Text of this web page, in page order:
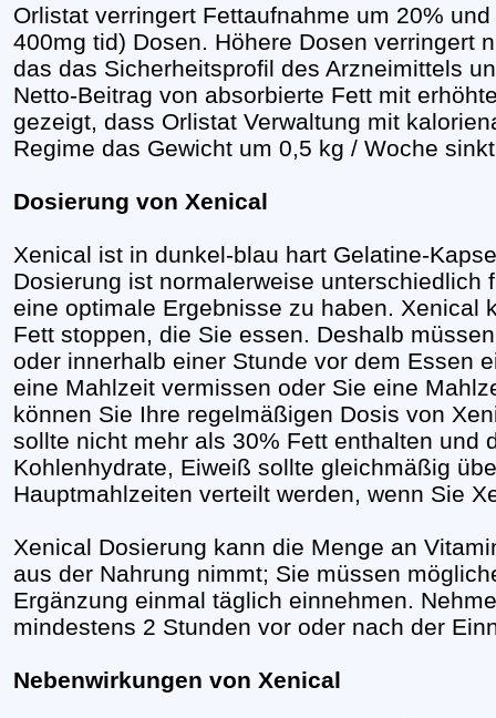
Orlistat verringert Fettaufnahme um 20%
400mg tid) Dosen. Höhere Dosen verringert
das das Sicherheitsprofil des Arzneimittels
Netto-Beitrag von absorbierte Fett mit
gezeigt, dass Orlistat Verwaltung mit
Regime das Gewicht um 0,5 kg / Woche
Dosierung von Xenical
Xenical ist in dunkel-blau hart Gelatine-
Dosierung ist normalerweise unterschiedlich
eine optimale Ergebnisse zu haben. Xenical
Fett stoppen, die Sie essen. Deshalb
oder innerhalb einer Stunde vor dem Essen
eine Mahlzeit vermissen oder Sie eine
können Sie Ihre regelmäßigen Dosis von
sollte nicht mehr als 30% Fett enthalten und
Kohlenhydrate, Eiweiß sollte gleichmäßig
Hauptmahlzeiten verteilt werden, wenn Sie
Xenical Dosierung kann die Menge an
aus der Nahrung nimmt; Sie müssen
Ergänzung einmal täglich einnehmen.
mindestens 2 Stunden vor oder nach der
Nebenwirkungen von Xenical